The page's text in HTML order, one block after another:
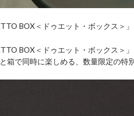
BOX＜ドゥエット・ボックス＞」
BOX＜ドゥエット・ボックス＞
箱で同時に楽しめる、数量限定の特